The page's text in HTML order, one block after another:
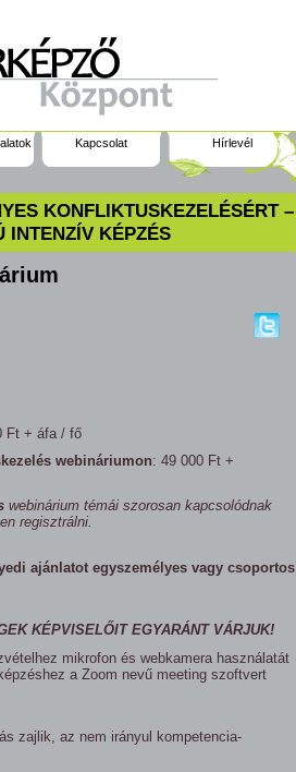
Kapcsolat Hírlevél
KONFLIKTUSKEZELÉSÉRT –
INTENZÍV KÉPZÉS
Ft + áfa / fő
webináriumon: 49 000 Ft +
webinárium témái szorosan kapcsolódnak
regisztrálni.
ajánlatot egyszemélyes vagy csoportos
KÉPVISELŐIT EGYARÁNT VÁRJUK!
mikrofon és webkamera használatát
a Zoom nevű meeting szoftvert
zajlik, az nem irányul kompetencia-